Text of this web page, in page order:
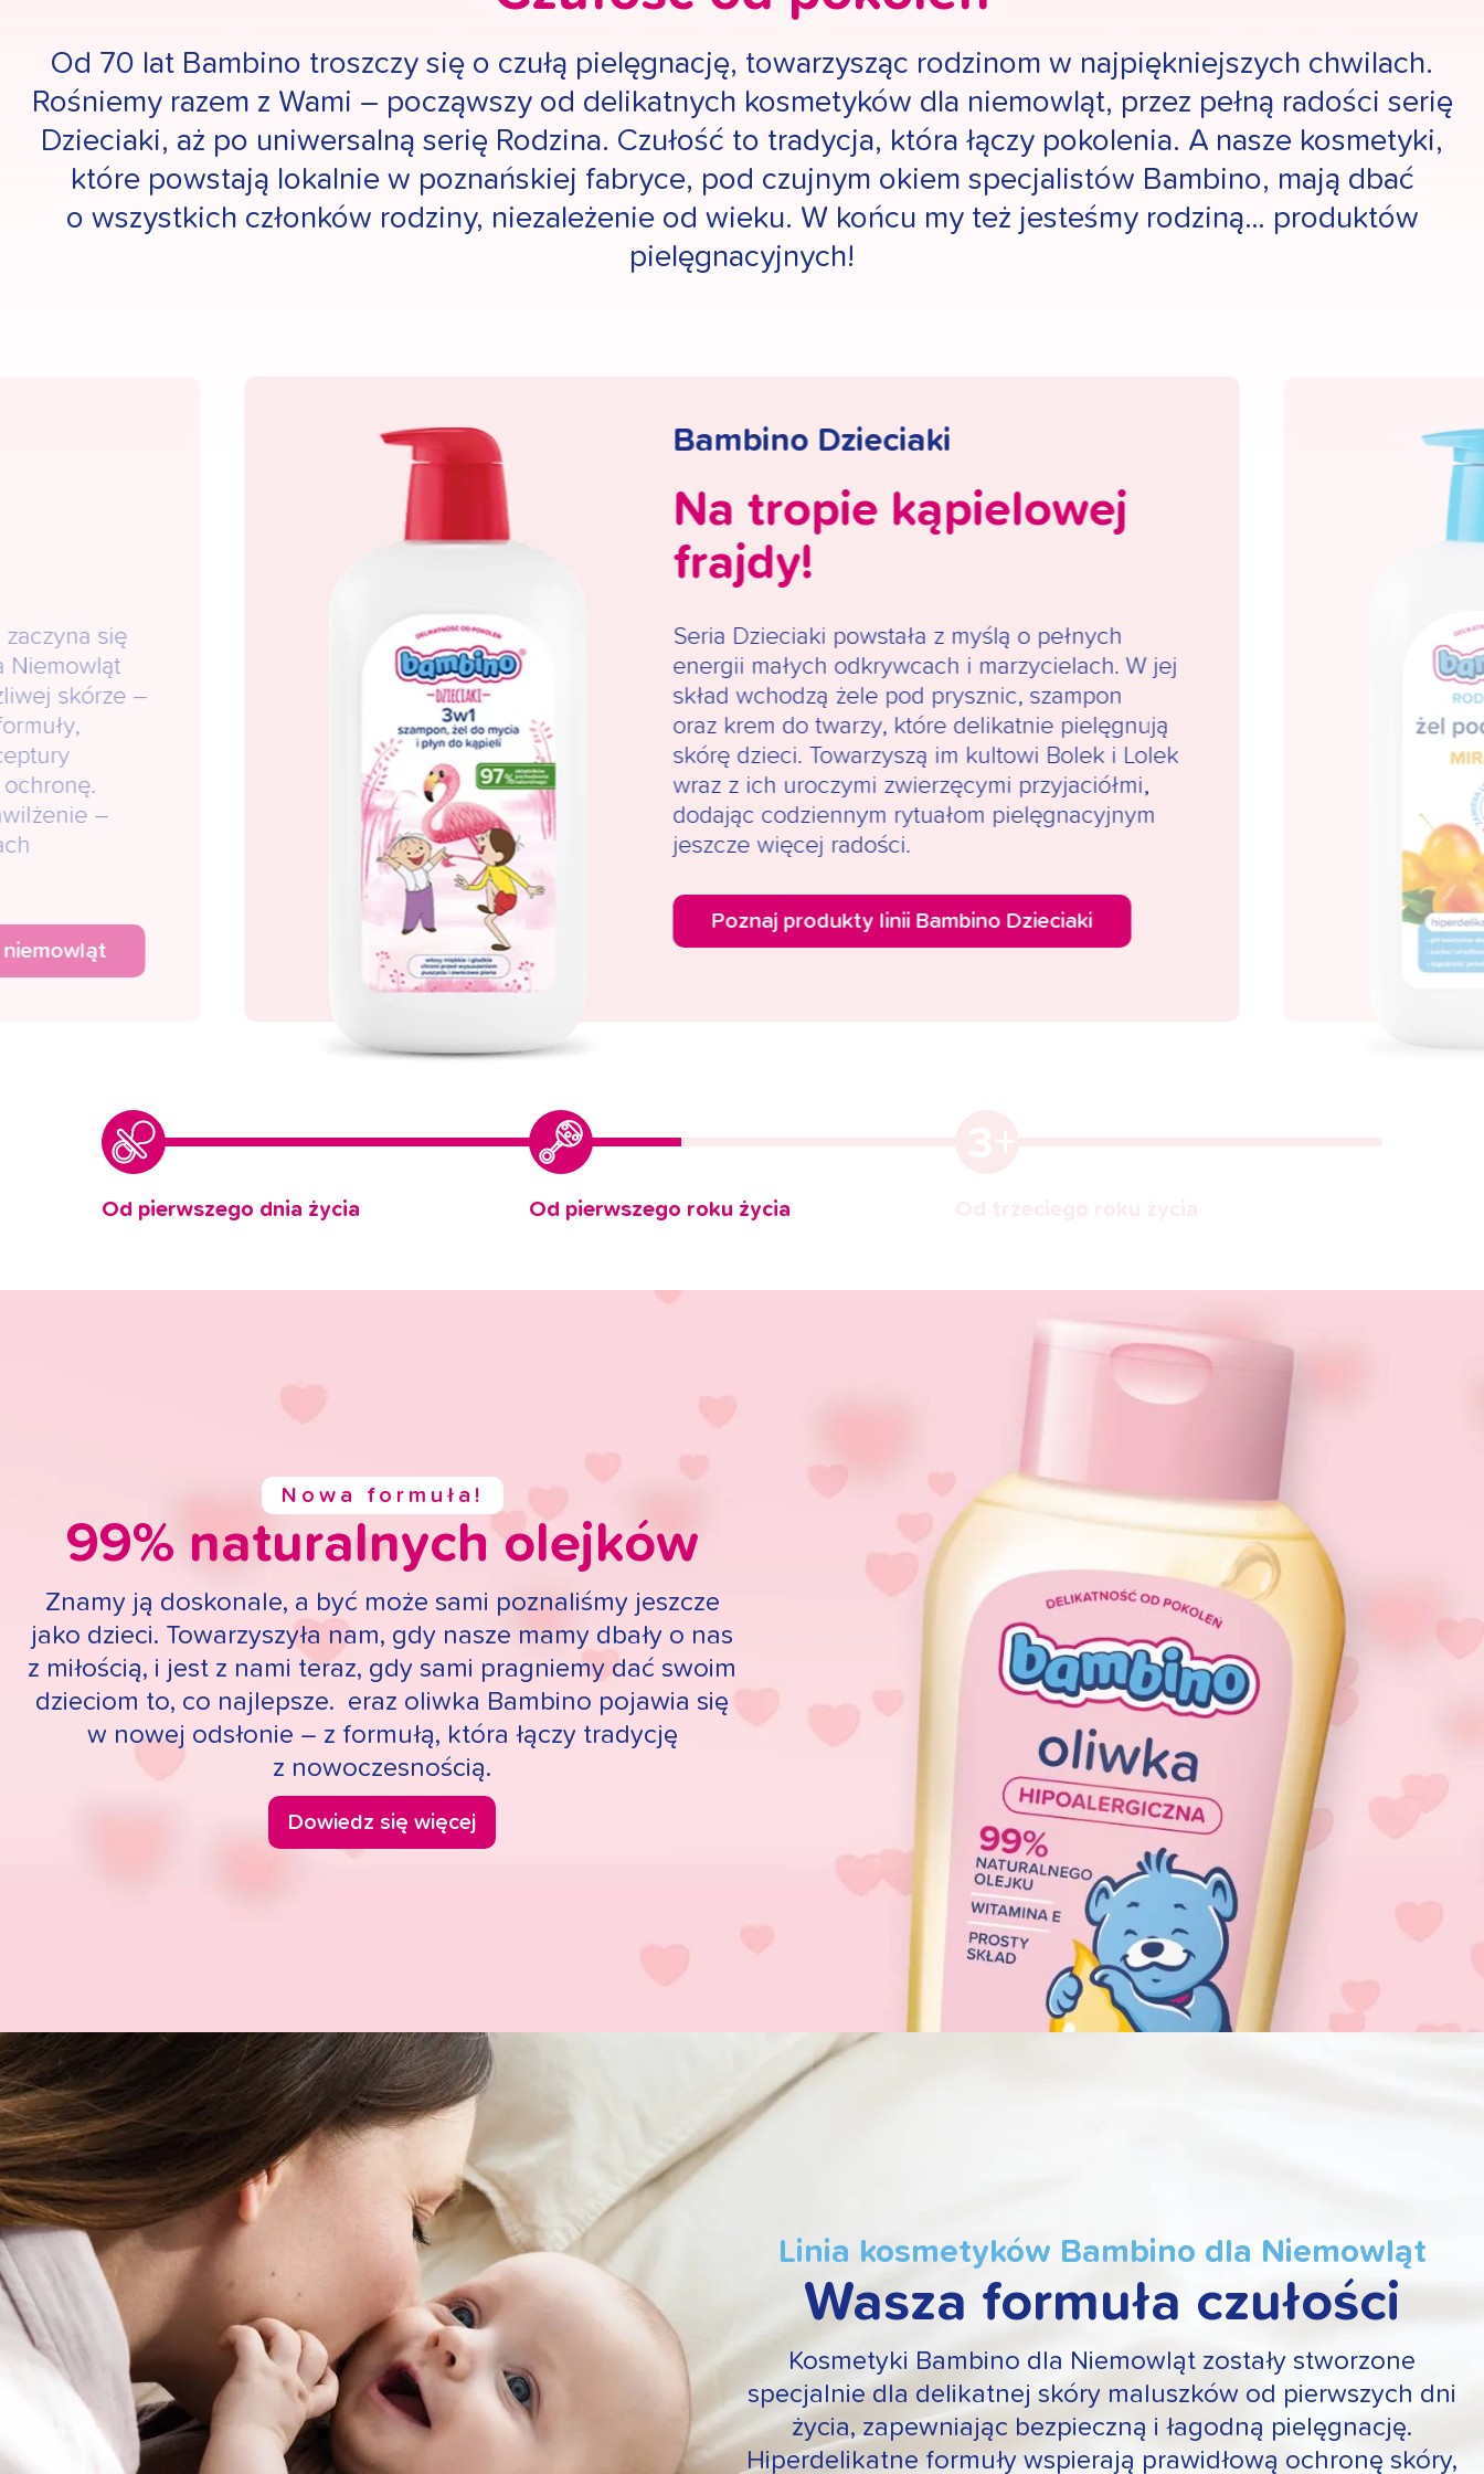
Od 70 lat Bambino troszczy się o czułą pielęgnację, towarzysząc rodzinom w najpiękniejszych chwilach.
Rośniemy razem z Wami – począwszy od delikatnych kosmetyków dla niemowląt, przez pełną radości serię
Dzieciaki, aż po uniwersalną serię Rodzina. Czułość to tradycja, która łączy pokolenia. A nasze kosmetyki,
które powstają lokalnie w poznańskiej fabryce, pod czujnym okiem specjalistów Bambino, mają dbać
o wszystkich członków rodziny, niezależenie od wieku. W końcu my też jesteśmy rodziną… produktów
pielęgnacyjnych!
się
Niemowląt
skórze –
–
niemowląt
Bambino Dzieciaki
Na tropie kąpielowej
frajdy!
Seria Dzieciaki powstała z myślą o pełnych
energii małych odkrywcach i marzycielach. W jej
skład wchodzą żele pod prysznic, szampon
oraz krem do twarzy, które delikatnie pielęgnują
skórę dzieci. Towarzyszą im kultowi Bolek i Lolek
wraz z ich uroczymi zwierzęcymi przyjaciółmi,
dodając codziennym rytuałom pielęgnacyjnym
jeszcze więcej radości.
Poznaj produkty linii Bambino Dzieciaki
Od pierwszego dnia życia Od pierwszego roku życia
Nowa formuła!
99% naturalnych olejków
Znamy ją doskonale, a być może sami poznaliśmy jeszcze
jako dzieci. Towarzyszyła nam, gdy nasze mamy dbały o nas
z miłością, i jest z nami teraz, gdy sami pragniemy dać swoim
dzieciom to, co najlepsze. eraz oliwka Bambino pojawia się
w nowej odsłonie – z formułą, która łączy tradycję
z nowoczesnością.
Dowiedz się więcej
Linia kosmetyków Bambino dla Niemowląt
Wasza formuła czułości
Kosmetyki Bambino dla Niemowląt zostały stworzone
specjalnie dla delikatnej skóry maluszków od pierwszych dni
życia, zapewniając bezpieczną i łagodną pielęgnację.
Hiperdelikatne formuły wspierają prawidłową ochronę skóry,